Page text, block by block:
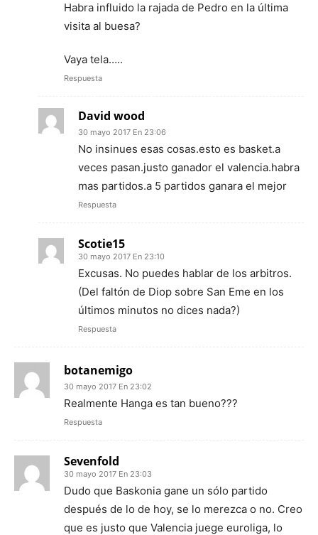
Habra influido la rajada de Pedro en la última
visita al buesa?
Vaya tela…..
Respuesta
David wood
30 mayo 2017 En 23:06
No insinues esas cosas.esto es basket.a
veces pasan.justo ganador el valencia.habra
mas partidos.a 5 partidos ganara el mejor
Respuesta
Scotie15
30 mayo 2017 En 23:10
Excusas. No puedes hablar de los arbitros.
(Del faltón de Diop sobre San Eme en los
últimos minutos no dices nada?)
Respuesta
botanemigo
30 mayo 2017 En 23:02
Realmente Hanga es tan bueno???
Respuesta
Sevenfold
30 mayo 2017 En 23:03
Dudo que Baskonia gane un sólo partido
después de lo de hoy, se lo merezca o no. Creo
que es justo que Valencia juege euroliga, lo